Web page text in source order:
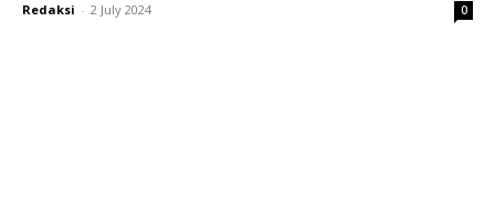
Redaksi - 2 July 2024 0